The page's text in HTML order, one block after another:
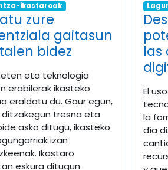
ikastaroak
zure
gaitasun
bidez
eta teknologia
erabilerak ikasteko
eraldatu du. Gaur egun,
ditzakegun tresna eta
asko ditugu, ikasteko
izan
Ikastaro
eskura ditugun
las
El
la
día